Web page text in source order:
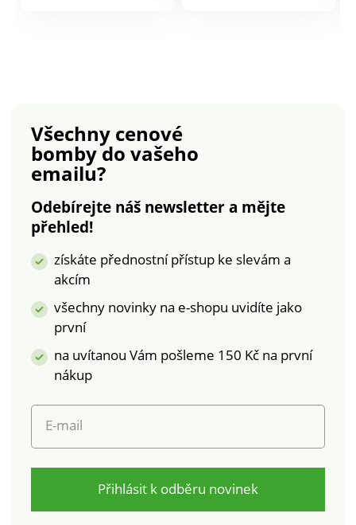
Všechny cenové
bombydo vašeho
emailu?
Odebírejte náš newsletter a mějte
přehled!
získáte přednostní přístup ke slevám a
akcím
všechny novinky na e-shopu uvidíte jako
první
na uvítanou Vám pošleme 150 Kč na první
nákup
E-mail
Přihlásit k odběru novinek